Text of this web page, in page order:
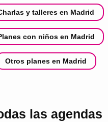
y talleres en Madrid
con niños en Madrid
Otros planes en Madrid
las agendas